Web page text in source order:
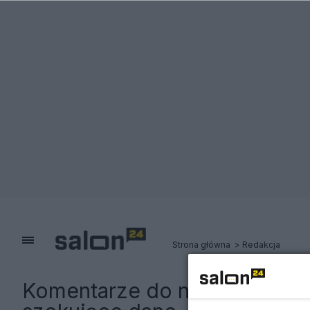
Strona główna Redakcja
Komentarze do notki: